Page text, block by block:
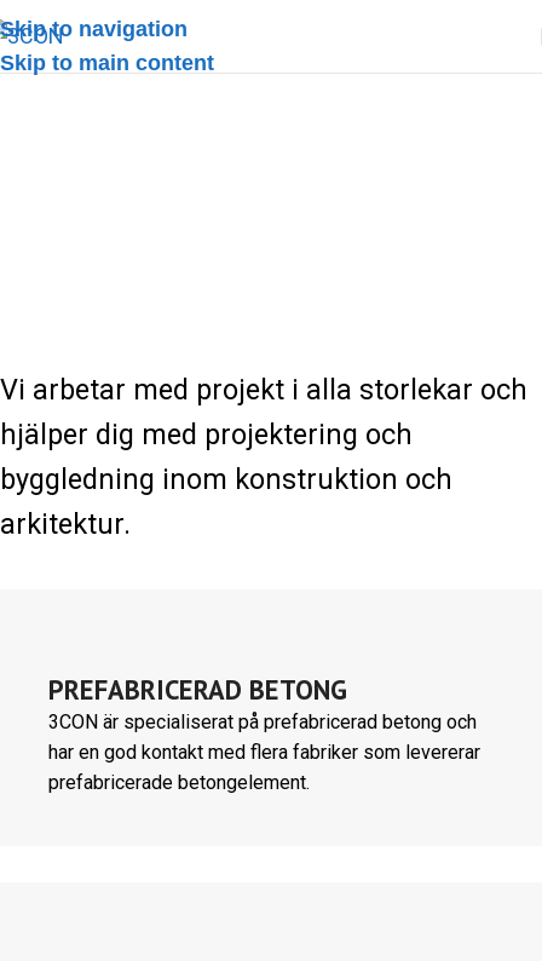
Skip to navigation
Skip to main content
Vi arbetar med projekt i alla storlekar och
hjälper dig med projektering och
byggledning inom konstruktion och
arkitektur.
PREFABRICERAD BETONG
3CON är specialiserat på prefabricerad betong och
har en god kontakt med flera fabriker som levererar
prefabricerade betongelement.